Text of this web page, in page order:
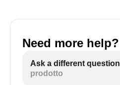
Need more help?
Ask a different question
prodotto